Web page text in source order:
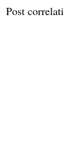
Post correlati